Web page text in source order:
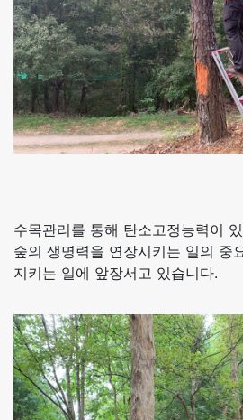
수목관리를 통해 탄소고정능력이
숲의 생명력을 연장시키는 일의 중
지키는 일에 앞장서고 있습니다.